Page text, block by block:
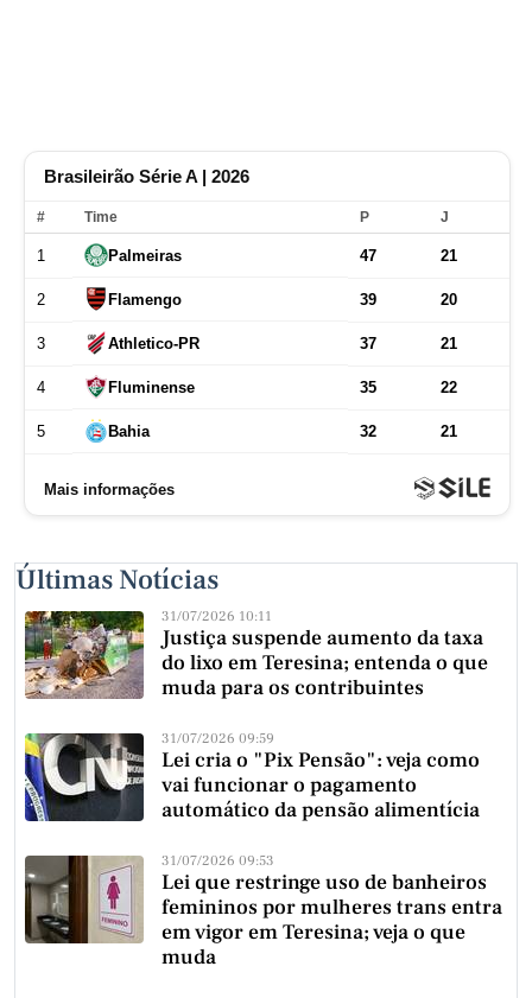
Últimas Notícias
31/07/2026 10:11
Justiça suspende aumento da taxa
do lixo em Teresina; entenda o que
muda para os contribuintes
31/07/2026 09:59
Lei cria o "Pix Pensão": veja como
vai funcionar o pagamento
automático da pensão alimentícia
31/07/2026 09:53
Lei que restringe uso de banheiros
femininos por mulheres trans entra
em vigor em Teresina; veja o que
muda